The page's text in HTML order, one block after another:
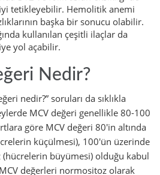
tetikleyebilir. Hemolitik anemi
başka bir sonucu olabilir.
kullanılan çeşitli ilaçlar da
yol açabilir.
Nedir?
nedir?” soruları da sıklıkla
MCV değeri genellikle 80-100
göre MCV değeri 80'in altında
küçülmesi), 100'ün üzerinde
büyümesi) olduğu kabul
değerleri normositoz olarak